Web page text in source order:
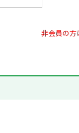
非会員の方